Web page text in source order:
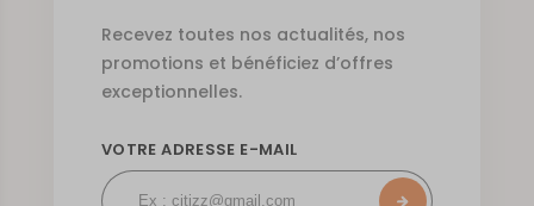
Recevez toutes nos actualités, nos
promotions et bénéficiez d’offres
exceptionnelles.
VOTRE ADRESSE E-MAIL